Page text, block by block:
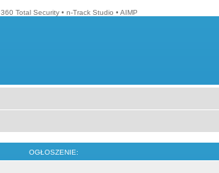
360 Total Security • n-Track Studio • AIMP
OGŁOSZENIE: